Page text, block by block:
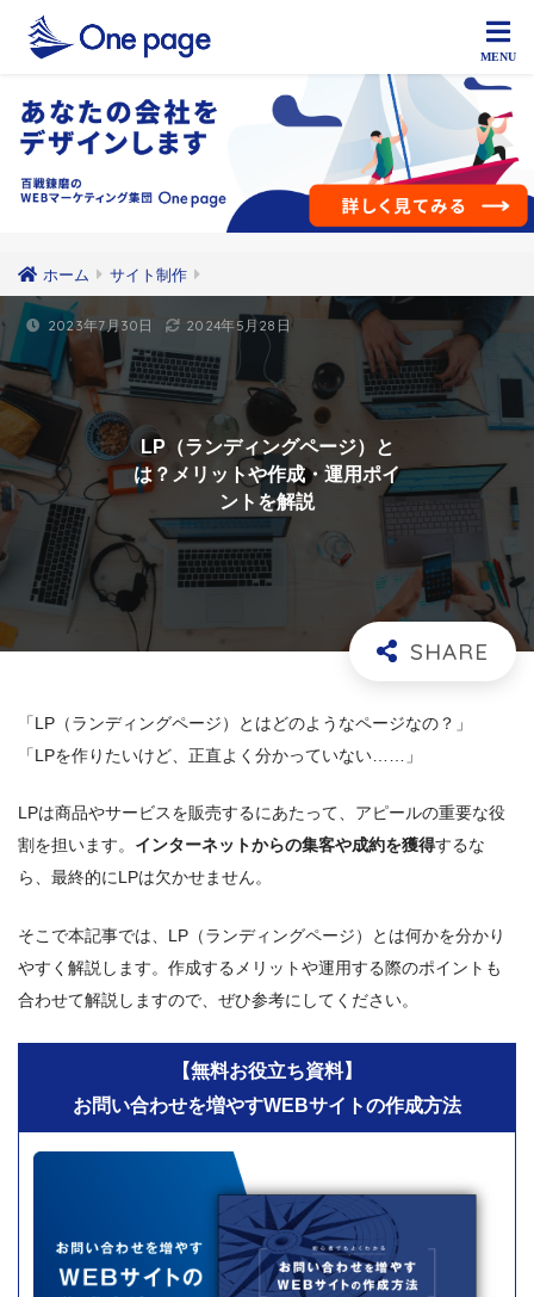
ホーム サイト制作
LP（ランディングページ）と
は？メリットや作成・運用ポイ
ントを解説
2023年7月30日 2024年5月28日
「LP（ランディングページ）とはどのようなページなの？」
「LPを作りたいけど、正直よく分かっていない……」
LPは商品やサービスを販売するにあたって、アピールの重要な役
割を担います。 インターネットからの集客や成約を獲得するな
ら、最終的にLPは欠かせません。
そこで本記事では、LP（ランディングページ）とは何かを分かり
やすく解説します。作成するメリットや運用する際のポイントも
合わせて解説しますので、ぜひ参考にしてください。
【無料お役立ち資料】
お問い合わせを増やすWEBサイトの作成方法